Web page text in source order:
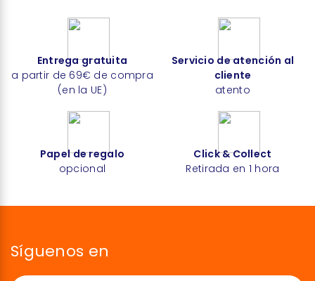
Entrega gratuita
a partir de 69€ de compra
(en la UE)
Servicio de atención al
cliente
atento
Papel de regalo
opcional
Click & Collect
Retirada en 1 hora
Síguenos en